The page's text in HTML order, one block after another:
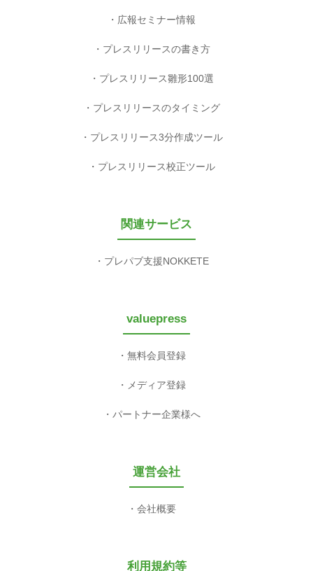
広報セミナー情報
プレスリリースの書き方
プレスリリース雛形100選
プレスリリースのタイミング
プレスリリース3分作成ツール
プレスリリース校正ツール
関連サービス
プレパブ支援NOKKETE
valuepress
無料会員登録
メディア登録
パートナー企業様へ
運営会社
会社概要
利用規約等